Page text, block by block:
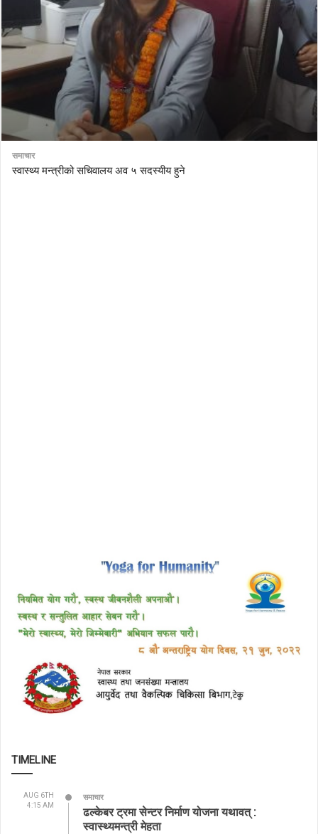
समाचार
स्वास्थ्य मन्त्रीको सचिवालय अव ५ सदस्यीय हुने
TIMELINE
AUG 6TH
4:15 AM
समाचार
ढल्केबर ट्रमा सेन्टर निर्माण योजना यथावत् :
स्वास्थ्यमन्त्री मेहता